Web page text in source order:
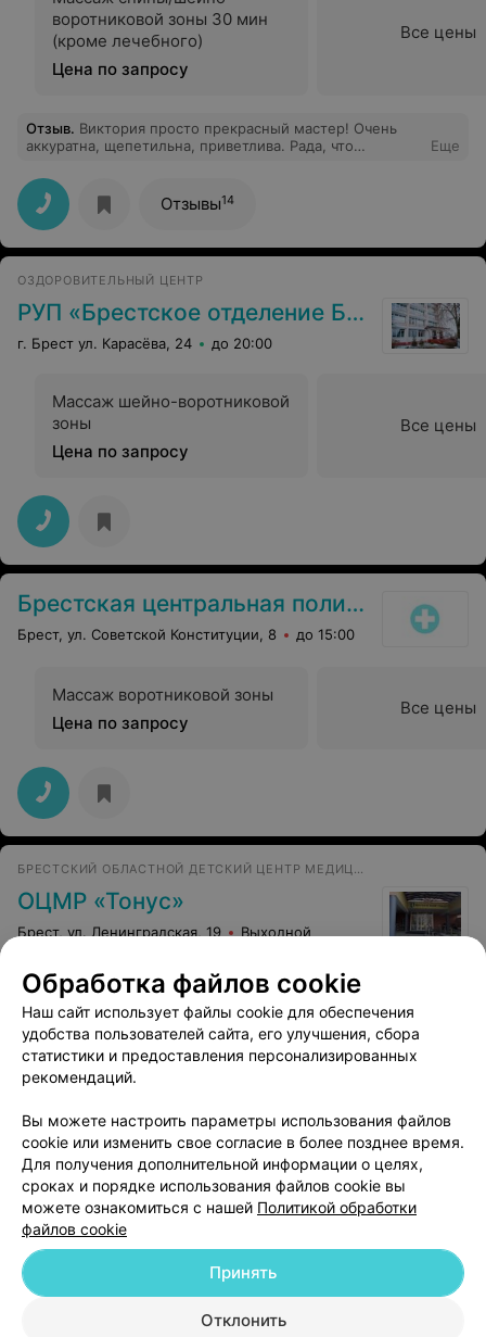
воротниковой зоны 30 мин
(кроме лечебного)
Цена по запросу
Все цены
Отзыв. Виктория просто прекрасный мастер! Очень
аккуратна, щепетильна, приветлива. Рада, что
вы прелесть!)
Еще
Отзывы14
ОЗДОРОВИТЕЛЬНЫЙ ЦЕНТР
РУП «Брестское отделение Бел.ж.д»
г. Брест ул. Карасёва, 24 до 20:00
Массаж шейно-воротниковой
зоны
Цена по запросу
Все цены
Брестская центральная поликлиника
Брест, ул. Советской Конституции, 8 до 15:00
Массаж воротниковой зоны
Цена по запросу
Все цены
БРЕСТСКИЙ ОБЛАСТНОЙ ДЕТСКИЙ ЦЕНТР МЕДИЦИНСКОЙ РЕАБИЛИТАЦИИ
ОЦМР «Тонус»
Брест, ул. Ленинградская, 19 Выходной
Массаж воротниковой зоны
Цена по запросу
Добавить компанию
Обработка файлов cookie
Наш сайт использует файлы cookie для обеспечения
удобства пользователей сайта, его улучшения, сбора
статистики и предоставления персонализированных
рекомендаций.
Вы можете настроить параметры использования файлов
cookie или изменить свое согласие в более позднее время.
Для получения дополнительной информации о целях,
сроках и порядке использования файлов cookie вы
можете ознакомиться с нашей Политикой обработки
файлов cookie
Отклонить
Принять